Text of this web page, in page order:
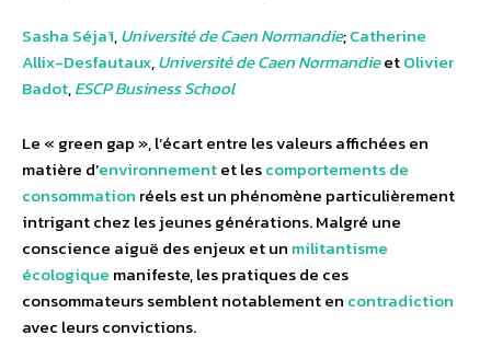
Sasha Séjaï,Université de Caen Normandie;Catherine
Allix-Desfautaux,Université de Caen NormandieetOlivier
Badot,ESCP Business School
Le « green gap », l’écart entre les valeurs affichées en
matière d’environnementet lescomportements de
consommation réels est un phénomène particulièrement
intrigant chez les jeunes générations. Malgré une
conscience aiguë des enjeux et un militantisme
écologique manifeste, les pratiques de ces
consommateurs semblent notablement en contradiction
avec leurs convictions.